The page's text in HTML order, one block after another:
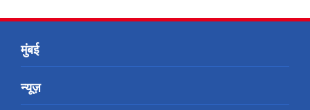
मुंबई
न्यूज़